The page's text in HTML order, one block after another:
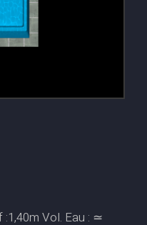
:1,40m Vol. Eau : ≃